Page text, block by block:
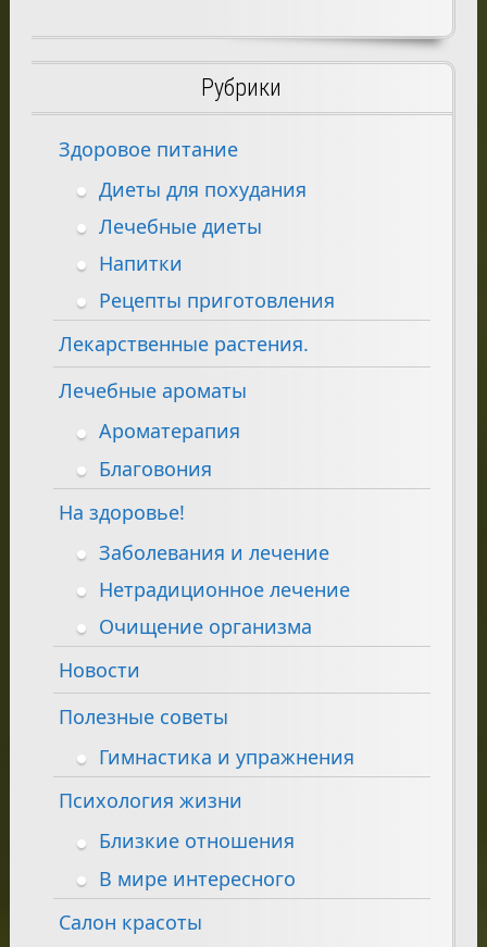
Рубрики
Здоровое питание
Диеты для похудания
Лечебные диеты
Напитки
Рецепты приготовления
Лекарственные растения.
Лечебные ароматы
Ароматерапия
Благовония
На здоровье!
Заболевания и лечение
Нетрадиционное лечение
Очищение организма
Новости
Полезные советы
Гимнастика и упражнения
Психология жизни
Близкие отношения
В мире интересного
Салон красоты